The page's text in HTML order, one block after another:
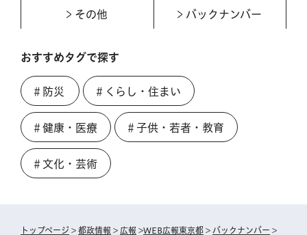
その他 バックナンバー
おすすめタグで探す
＃防災 ＃くらし・住まい
＃健康・医療 ＃子供・若者・教育
＃文化・芸術
トップページ > 都政情報 > 広報 >WEB広報東京都 > バックナンバー >